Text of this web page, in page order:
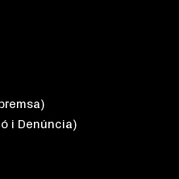
i Denúncia)